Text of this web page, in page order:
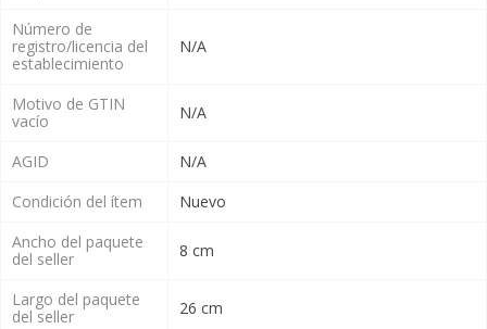
Número de
registro/licencia del
establecimiento
N/A
Motivo de GTIN
vacío
N/A
AGID
N/A
Condición del ítem
Nuevo
Ancho del paquete
del seller
8 cm
Largo del paquete
del seller
26 cm